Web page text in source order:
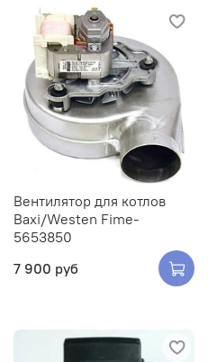
Вентилятор для котлов
Baxi/Westen Fime-
5653850
7 900 руб